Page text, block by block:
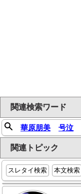
関連検索ワード
華原朋美 号泣
関連トピック
スレタイ検索 本文検索